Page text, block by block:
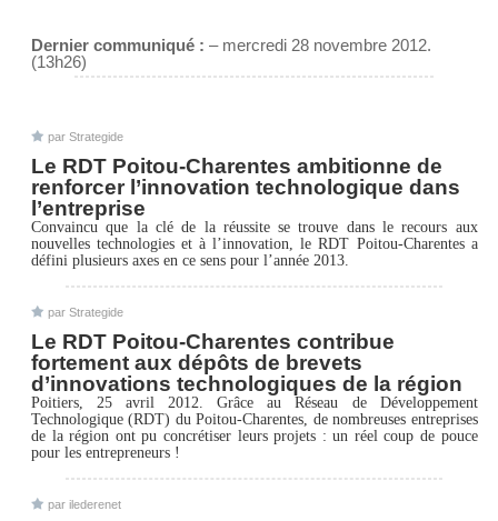
Dernier communiqué : – mercredi 28 novembre 2012.
(13h26)
par Strategide
Le RDT Poitou-Charentes ambitionne de
renforcer l’innovation technologique dans
l’entreprise
Convaincu que la clé de la réussite se trouve dans le recours aux
nouvelles technologies et à l’innovation, le RDT Poitou-Charentes a
défini plusieurs axes en ce sens pour l’année 2013.
par Strategide
Le RDT Poitou-Charentes contribue
fortement aux dépôts de brevets
d’innovations technologiques de la région
Poitiers, 25 avril 2012. Grâce au Réseau de Développement
Technologique (RDT) du Poitou-Charentes, de nombreuses entreprises
de la région ont pu concrétiser leurs projets : un réel coup de pouce
pour les entrepreneurs !
par ilederenet